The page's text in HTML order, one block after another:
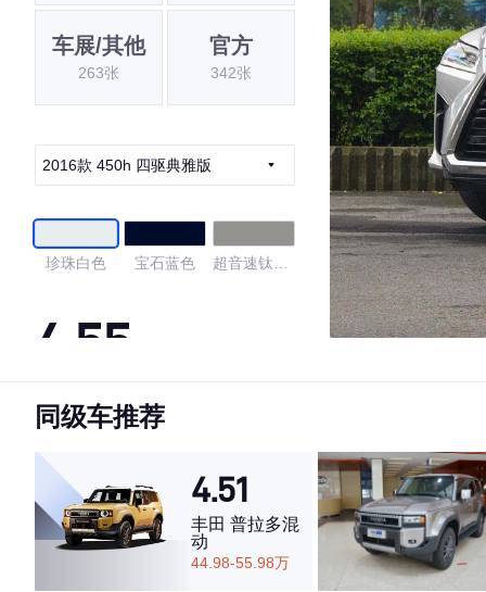
车展/其他
263张
官方
342张
2016款 450h 四驱典雅版
珍珠白色 宝石蓝色
超音速钛银
4.55
·外观表现一般，低于68%同级车
·空间表现一般，低于74%同级车
同级车推荐
4.51
丰田 普拉多混
动
44.98-55.98万